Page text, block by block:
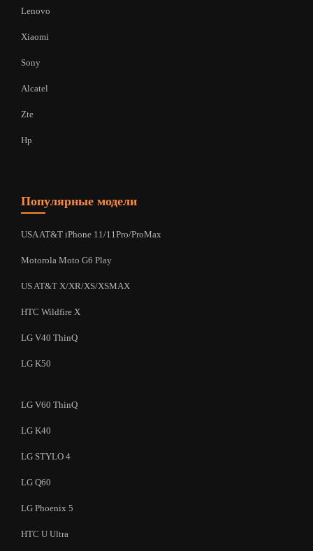
Lenovo
Xiaomi
Sony
Alcatel
Zte
Hp
Популярные модели
USA AT&T iPhone 11/11Pro/ProMax
Motorola Moto G6 Play
US AT&T X/XR/XS/XSMAX
HTC Wildfire X
LG V40 ThinQ
LG K50
LG V60 ThinQ
LG K40
LG STYLO 4
LG Q60
LG Phoenix 5
HTC U Ultra